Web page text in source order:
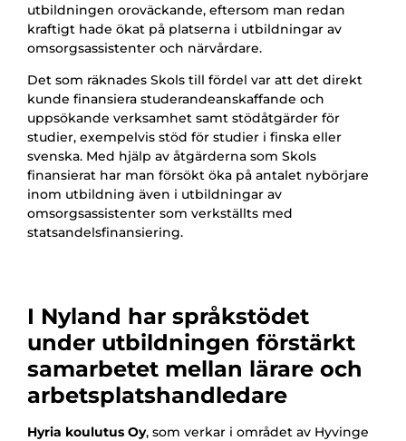
utbildningen oroväckande, eftersom man redan
kraftigt hade ökat på platserna i utbildningar av
omsorgsassistenter och närvårdare.
Det som räknades Skols till fördel var att det direkt
kunde finansiera studerandeanskaffande och
uppsökande verksamhet samt stödåtgärder för
studier, exempelvis stöd för studier i finska eller
svenska. Med hjälp av åtgärderna som Skols
finansierat har man försökt öka på antalet nybörjare
inom utbildning även i utbildningar av
omsorgsassistenter som verkställts med
statsandelsfinansiering.
I Nyland har språkstödet
under utbildningen förstärkt
samarbetet mellan lärare och
arbetsplatshandledare
Hyria koulutus Oy, som verkar i området av Hyvinge